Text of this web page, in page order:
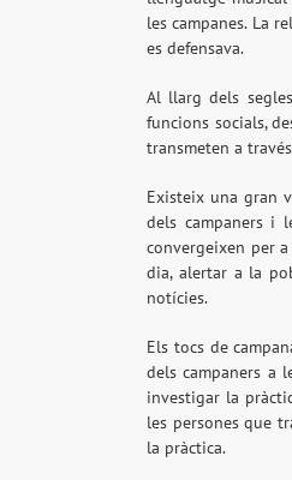
les campanes. La
es defensava.
Al llarg dels
funcions socials,
transmeten a
Existeix una gran
dels campaners i
convergeixen per
dia, alertar a la
notícies.
Els tocs de
dels campaners a
investigar la
les persones que
la pràctica.